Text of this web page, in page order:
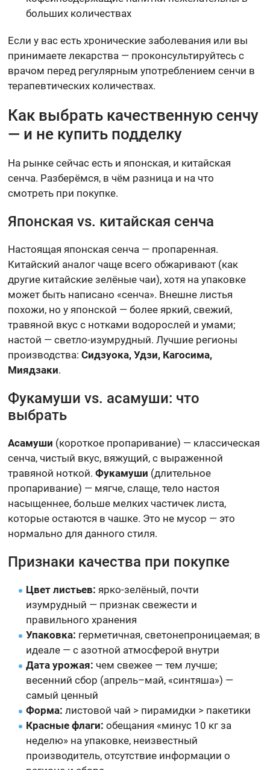
больших количествах
Если у вас есть хронические заболевания или вы
принимаете лекарства — проконсультируйтесь с
врачом перед регулярным употреблением сенчи в
терапевтических количествах.
Как выбрать качественную сенчу
— и не купить подделку
На рынке сейчас есть и японская, и китайская
сенча. Разберёмся, в чём разница и на что
смотреть при покупке.
Японская vs. китайская сенча
Настоящая японская сенча — пропаренная.
Китайский аналог чаще всего обжаривают (как
другие китайские зелёные чаи), хотя на упаковке
может быть написано «сенча». Внешне листья
похожи, но у японской — более яркий, свежий,
травяной вкус с нотками водорослей и умами;
настой — светло-изумрудный. Лучшие регионы
производства:Сидзуока, Удзи, Кагосима,
Миядзаки.
Фукамуши vs. асамуши: что
выбрать
Асамуши (короткое пропаривание) — классическая
сенча, чистый вкус, вяжущий, с выраженной
травяной ноткой.Фукамуши (длительное
пропаривание) — мягче, слаще, тело настоя
насыщеннее, больше мелких частичек листа,
которые остаются в чашке. Это не мусор — это
нормально для данного стиля.
Признаки качества при покупке
Цвет листьев: ярко-зелёный, почти
изумрудный — признак свежести и
правильного хранения
Упаковка: герметичная, светонепроницаемая; в
идеале — с азотной атмосферой внутри
Дата урожая: чем свежее — тем лучше;
весенний сбор (апрель–май, «синтяша») —
самый ценный
Форма: листовой чай > пирамидки > пакетики
Красные флаги: обещания «минус 10 кг за
неделю» на упаковке, неизвестный
производитель, отсутствие информации о